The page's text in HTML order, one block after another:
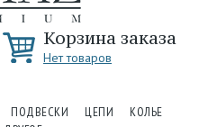
Корзина заказа
Нет товаров
ПОДВЕСКИ ЦЕПИ
КОЛЬЕ